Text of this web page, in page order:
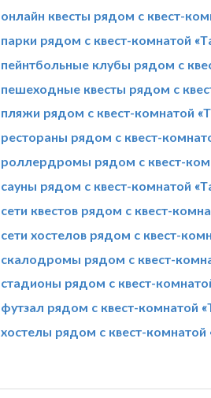
онлайн квесты рядом с квест-
парки рядом с квест-комнатой
пейнтбольные клубы рядом с
пешеходные квесты рядом с
пляжи рядом с квест-комнатой
рестораны рядом с квест-
роллердромы рядом с квест-
сауны рядом с квест-комнатой
сети квестов рядом с квест-
сети хостелов рядом с квест-
скалодромы рядом с квест-
стадионы рядом с квест-
футзал рядом с квест-комнатой
хостелы рядом с квест-